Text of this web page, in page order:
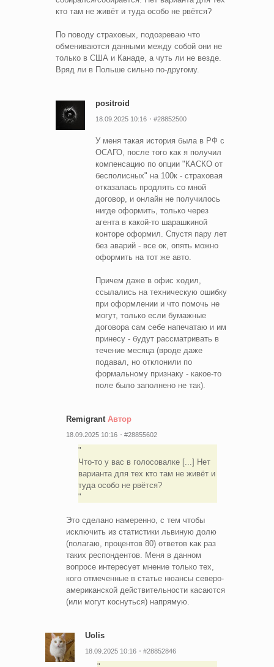
кто там не живёт и туда особо не рвётся?
По поводу страховых, подозреваю что
обмениваются данными между собой они не
только в США и Канаде, а чуть ли не везде.
Вряд ли в Польше сильно по-другому.
positroid
18.09.2025 10:16 #28852500
У меня такая история была в РФ с
ОСАГО, после того как я получил
компенсацию по опции "КАСКО от
бесполисных" на 100к - страховая
отказалась продлять со мной
договор, и онлайн не получилось
нигде оформить, только через
агента в какой-то шарашкиной
конторе оформил. Спустя пару лет
без аварий - все ок, опять можно
оформить на тот же авто.
Причем даже в офис ходил,
ссылались на техническую ошибку
при оформлении и что помочь не
могут, только если бумажные
договора сам себе напечатаю и им
принесу - будут рассматривать в
течение месяца (вроде даже
подавал, но отклонили по
формальному признаку - какое-то
поле было заполнено не так).
RemigrantАвтор
18.09.2025 10:16 #28855602
Что-то у вас в голосовалке [...] Нет
варианта для тех кто там не живёт и
туда особо не рвётся?
Это сделано намеренно, с тем чтобы
исключить из статистики львиную долю
(полагаю, процентов 80) ответов как раз
таких респондентов. Меня в данном
вопросе интересует мнение только тех,
кого отмеченные в статье нюансы северо-
американской действительности касаются
(или могут коснуться) напрямую.
Uolis
18.09.2025 10:16 #28852846